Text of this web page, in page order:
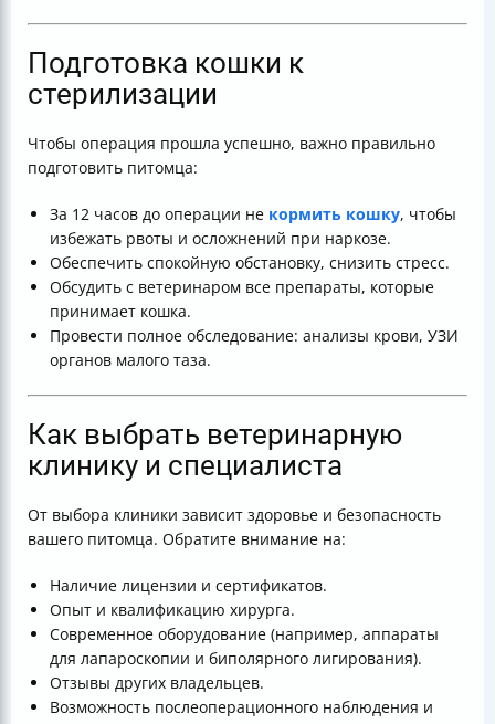
Подготовка кошки к
стерилизации
Чтобы операция прошла успешно, важно правильно
подготовить питомца:
За 12 часов до операции не кормить кошку, чтобы
избежать рвоты и осложнений при наркозе.
Обеспечить спокойную обстановку, снизить стресс.
Обсудить с ветеринаром все препараты, которые
принимает кошка.
Провести полное обследование: анализы крови, УЗИ
органов малого таза.
Как выбрать ветеринарную
клинику и специалиста
От выбора клиники зависит здоровье и безопасность
вашего питомца. Обратите внимание на:
Наличие лицензии и сертификатов.
Опыт и квалификацию хирурга.
Современное оборудование (например, аппараты
для лапароскопии и биполярного лигирования).
Отзывы других владельцев.
Возможность послеоперационного наблюдения и